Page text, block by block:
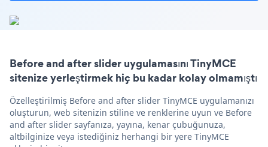
Before and after slider uygulamasını TinyMCE
sitenize yerleştirmek hiç bu kadar kolay olmamıştı
Özelleştirilmiş Before and after slider TinyMCE uygulamanızı
oluşturun, web sitenizin stiline ve renklerine uyun ve Before
and after slider sayfanıza, yayına, kenar çubuğunuza,
altbilginize veya istediğiniz herhangi bir yere TinyMCE